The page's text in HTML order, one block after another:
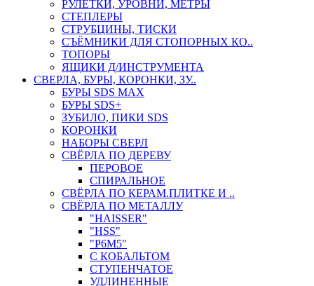
РУЛЕТКИ, УРОВНИ, МЕТРЫ
СТЕПЛЕРЫ
СТРУБЦИНЫ, ТИСКИ
СЪЁМНИКИ ДЛЯ СТОПОРНЫХ КО..
ТОПОРЫ
ЯЩИКИ Д/ИНСТРУМЕНТА
СВЕРЛА, БУРЫ, КОРОНКИ, ЗУ..
БУРЫ SDS MAX
БУРЫ SDS+
ЗУБИЛО, ПИКИ SDS
КОРОНКИ
НАБОРЫ СВЕРЛ
СВЁРЛА ПО ДЕРЕВУ
ПЕРОВОЕ
СПИРАЛЬНОЕ
СВЁРЛА ПО КЕРАМ.ПЛИТКЕ И ..
СВЁРЛА ПО МЕТАЛЛУ
"HAISSER"
"HSS"
"Р6М5"
С КОБАЛЬТОМ
СТУПЕНЧАТОЕ
УДЛИНЕННЫЕ